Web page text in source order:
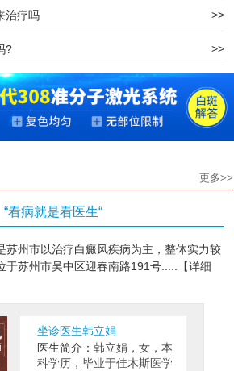
治疗吗 >>
? >>
更多>>
“看病就是看医生“
苏州市以治疗白癜风疾病为主，整体实力较
于苏州市吴中区迎春南路191号.....【详细
坐诊医生韩立娟
医生简介： 韩立娟，女，本
科学历，毕业于佳木斯医学